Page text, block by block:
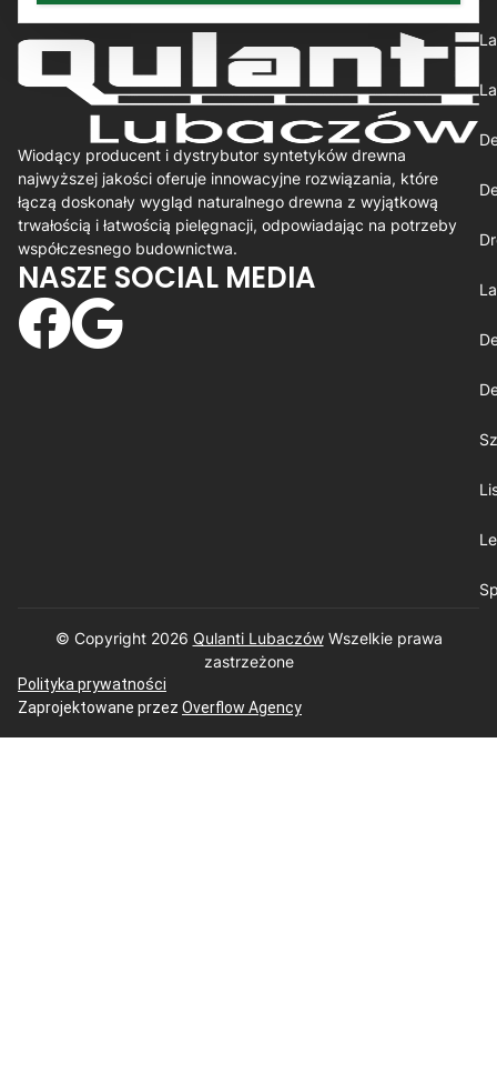
Wiodący producent i dystrybutor syntetyków drewna
najwyższej jakości oferuje innowacyjne rozwiązania, które
łączą doskonały wygląd naturalnego drewna z wyjątkową
trwałością i łatwością pielęgnacji, odpowiadając na potrzeby
współczesnego budownictwa.
NASZE SOCIAL MEDIA
© Copyright 2026 Qulanti Lubaczów​ Wszelkie prawa
zastrzeżone
Polityka prywatności
Zaprojektowane przez Overflow Agency